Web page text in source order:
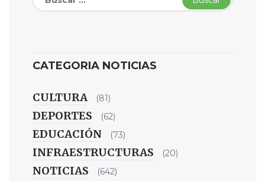
CATEGORIA NOTICIAS
CULTURA (81)
DEPORTES (62)
EDUCACIÓN (73)
INFRAESTRUCTURAS (20)
NOTICIAS (642)